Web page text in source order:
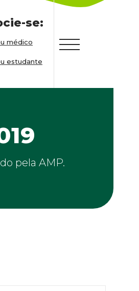
se:
médico
estudante
pela AMP.